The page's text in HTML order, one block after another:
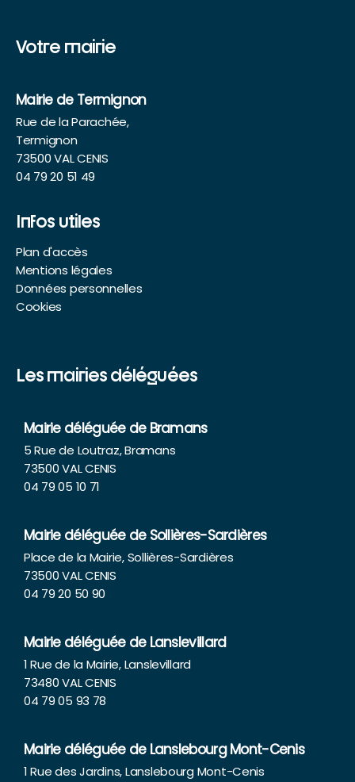
Votre mairie
Mairie de Termignon
Rue de la Parachée,
Termignon
73500 VAL CENIS
04 79 20 51 49
Infos utiles
Plan d'accès
Mentions légales
Données personnelles
Cookies
Les mairies déléguées
Mairie déléguée de Bramans
5 Rue de Loutraz, Bramans
73500 VAL CENIS
04 79 05 10 71
Mairie déléguée de Sollières-Sardières
Place de la Mairie, Sollières-Sardières
73500 VAL CENIS
04 79 20 50 90
Mairie déléguée de Lanslevillard
1 Rue de la Mairie, Lanslevillard
73480 VAL CENIS
04 79 05 93 78
Mairie déléguée de Lanslebourg Mont-Cenis
1 Rue des Jardins, Lanslebourg Mont-Cenis